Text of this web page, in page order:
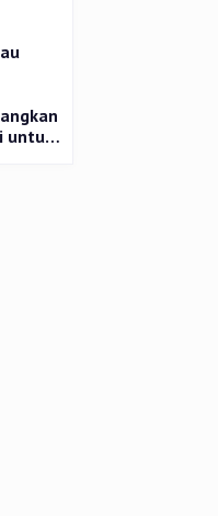
Gratis
untuk